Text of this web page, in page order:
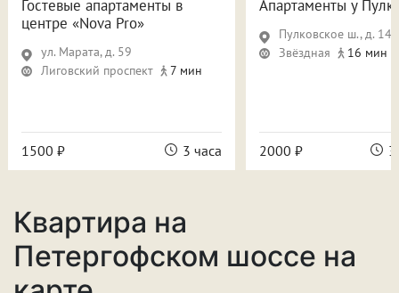
Гостевые апартаменты в
центре «Nova Pro»
ул. Марата, д. 59
Лиговский проспект
7 мин
1500 ₽ 3 часа
Апартаменты у
Пулковское ш., д. 14,
Звёздная
16 мин
2000 ₽
Квартира на
Петергофском шоссе на